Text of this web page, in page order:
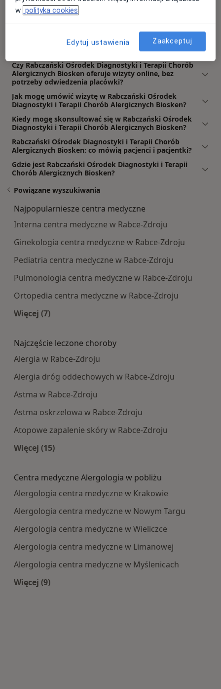
Alergicznych Biosken, Rabka-Zdrój dysponuje dużym
zespołem o następujących zakresach porad:
Jakie usługi oferuje Rabczański Ośrodek Diagnostyki i
Terapii Chorób Alergicznych Biosken?
Czy Rabczański Ośrodek Diagnostyki i Terapii Chorób
Alergicznych Biosken oferuje wizyty online, bez
potrzeby odwiedzenia placówki?
Jak mogę umówić wizytę w Rabczański Ośrodek
Diagnostyki i Terapii Chorób Alergicznych Biosken?
Kiedy mogę skonsultować się w Rabczański Ośrodek
Diagnostyki i Terapii Chorób Alergicznych Biosken?
Rabczański Ośrodek Diagnostyki i Terapii Chorób
Alergicznych Biosken: co mówią pacjenci i pacjentki?
Gdzie jest Rabczański Ośrodek Diagnostyki i Terapii
Chorób Alergicznych Biosken?
Powiązane wyszukiwania
Najpopularniesze centra medyczne
Interna centra medyczne w Rabce-Zdroju
Ginekologia centra medyczne w Rabce-Zdroju
Pediatria centra medyczne w Rabce-Zdroju
Pulmonologia centra medyczne w Rabce-Zdroju
Ortopedia centra medyczne w Rabce-Zdroju
Więcej (7)
Najczęście leczone choroby
Alergia w Rabce-Zdroju
Alergia dróg oddechowych w Rabce-Zdroju
Astma w Rabce-Zdroju
Astma oskrzelowa w Rabce-Zdroju
Atopowe zapalenie skóry w Rabce-Zdroju
Więcej (15)
Centra medyczne Alergologia w pobliżu
Alergologia centra medyczne w Krakowie
Alergologia centra medyczne w Nowym Targu
Alergologia centra medyczne w Wieliczce
Alergologia centra medyczne w Limanowej
Alergologia centra medyczne w Myślenicach
Więcej (9)
w polityka cookies
Edytuj ustawienia Zaakceptuj